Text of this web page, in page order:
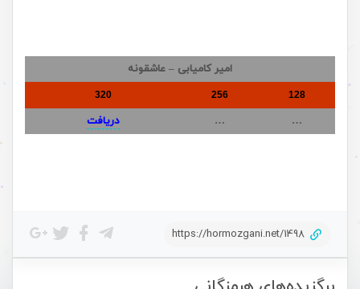
امیر کامیابی – عاشقونه
128
256
320
…
… دریافت
https://hormozgani.net/1498